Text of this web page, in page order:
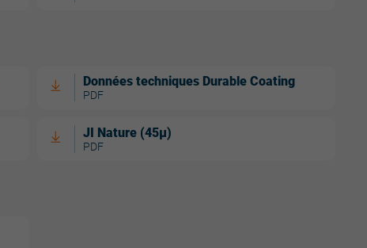
Données techniques Durable Coating
PDF
JI Nature (45µ)
PDF